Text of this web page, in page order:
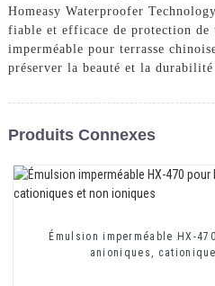
Homeasy Waterproofer
fiable et efficace de protection de
imperméable pour terrasse
préserver la beauté et la durabilité
Produits Connexes
Émulsion imperméable HX-
anioniques,